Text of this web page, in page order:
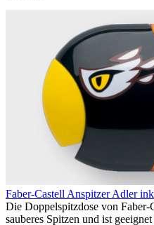
Faber-Castell Anspitzer Adler
Die Doppelspitzdose von Faber-
sauberes Spitzen und ist